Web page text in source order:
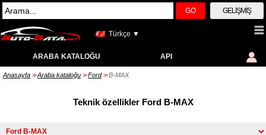
GO GELIŞMIŞ
Türkçe ▼
ARABA KATALOĞU API
Anasayfa >> Araba kataloğu >> Ford >> B-MAX
Teknik özellikler Ford B-MAX